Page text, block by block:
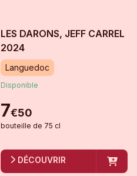
LES DARONS, JEFF CARREL
2024
Languedoc
Disponible
7€50
bouteille de 75 cl
DÉCOUVRIR